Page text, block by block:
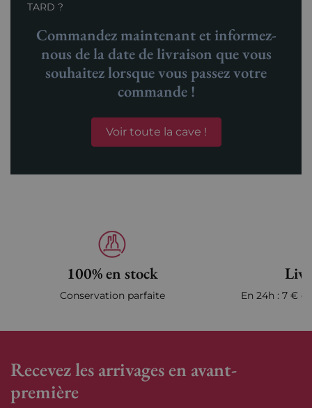
TARD ?
Commandez maintenant et informez-
nous de la date de livraison que vous
souhaitez lorsque vous passez votre
commande !
Voir toute la cave !
100% en stock
Conservation parfaite En 24h : 7 €
Recevez les arrivages en avant-
première